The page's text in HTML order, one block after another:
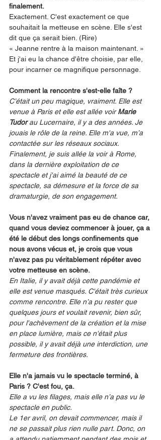
finalement.
Exactement. C'est exactement ce que
souhaitait la metteuse en scène. Elle s'est
dit que ça serait bien. (Rire)
« Jeanne rentre à la maison maintenant. »
Et j'ai eu la chance d'être choisie, par elle,
pour incarner ce magnifique personnage.
Comment la rencontre s'est-elle faîte ?
C’était un peu magique, vraiment. Elle est
venue à Paris et elle est allée voir Marie
Tudor au Lucernaire, il y a des années. Je
jouais le rôle de la reine. Elle m'a vue, m’a
contactée sur les réseaux sociaux.
Finalement, je suis allée la voir à Rome,
dans la dernière exploitation de ce
spectacle et j'ai aimé la beauté de ce
spectacle, sa démesure et la force de sa
dramaturgie, de son engagement.
Vous n'avez vraiment pas eu de chance car,
quand vous deviez commencer à jouer, ça a
été le début des longs confinements que
nous avons vécus et, je crois que vous
n'avez pas pu véritablement répéter avec
votre metteuse en scène.
En Italie, il y avait déjà cette pandémie et
elle est venue masqués. C'était très curieux
comme rencontre. Elle n’a pu rester que
quelques jours et voulait revenir, bien sûr,
pour l'achèvement de la création et la mise
en place lumière, mais ce n'était plus
possible, il y avait déjà une interdiction, une
fermeture des frontières.
Elle n'a jamais vu le spectacle terminé, à
Paris ? C'est fou, ça.
Elle a vu les filages, mais elle n’a pas vu le
spectacle en public.
Le 1er avril, on devait commencer, mais il
ne se passait plus rien nulle part. Donc, on